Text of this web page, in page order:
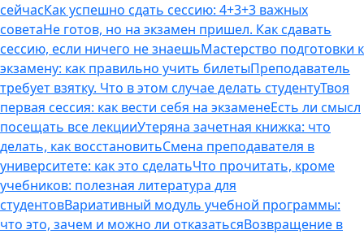
сейчасКак успешно сдать сессию: 4+3+3 важных
советаНе готов, но на экзамен пришел. Как сдавать
сессию, если ничего не знаешьМастерство подготовки к
экзамену: как правильно учить билетыПреподаватель
требует взятку. Что в этом случае делать студентуТвоя
первая сессия: как вести себя на экзаменеЕсть ли смысл
посещать все лекцииУтеряна зачетная книжка: что
делать, как восстановитьСмена преподавателя в
университете: как это сделатьЧто прочитать, кроме
учебников: полезная литература для
студентовВариативный модуль учебной программы:
что это, зачем и можно ли отказатьсяВозвращение в